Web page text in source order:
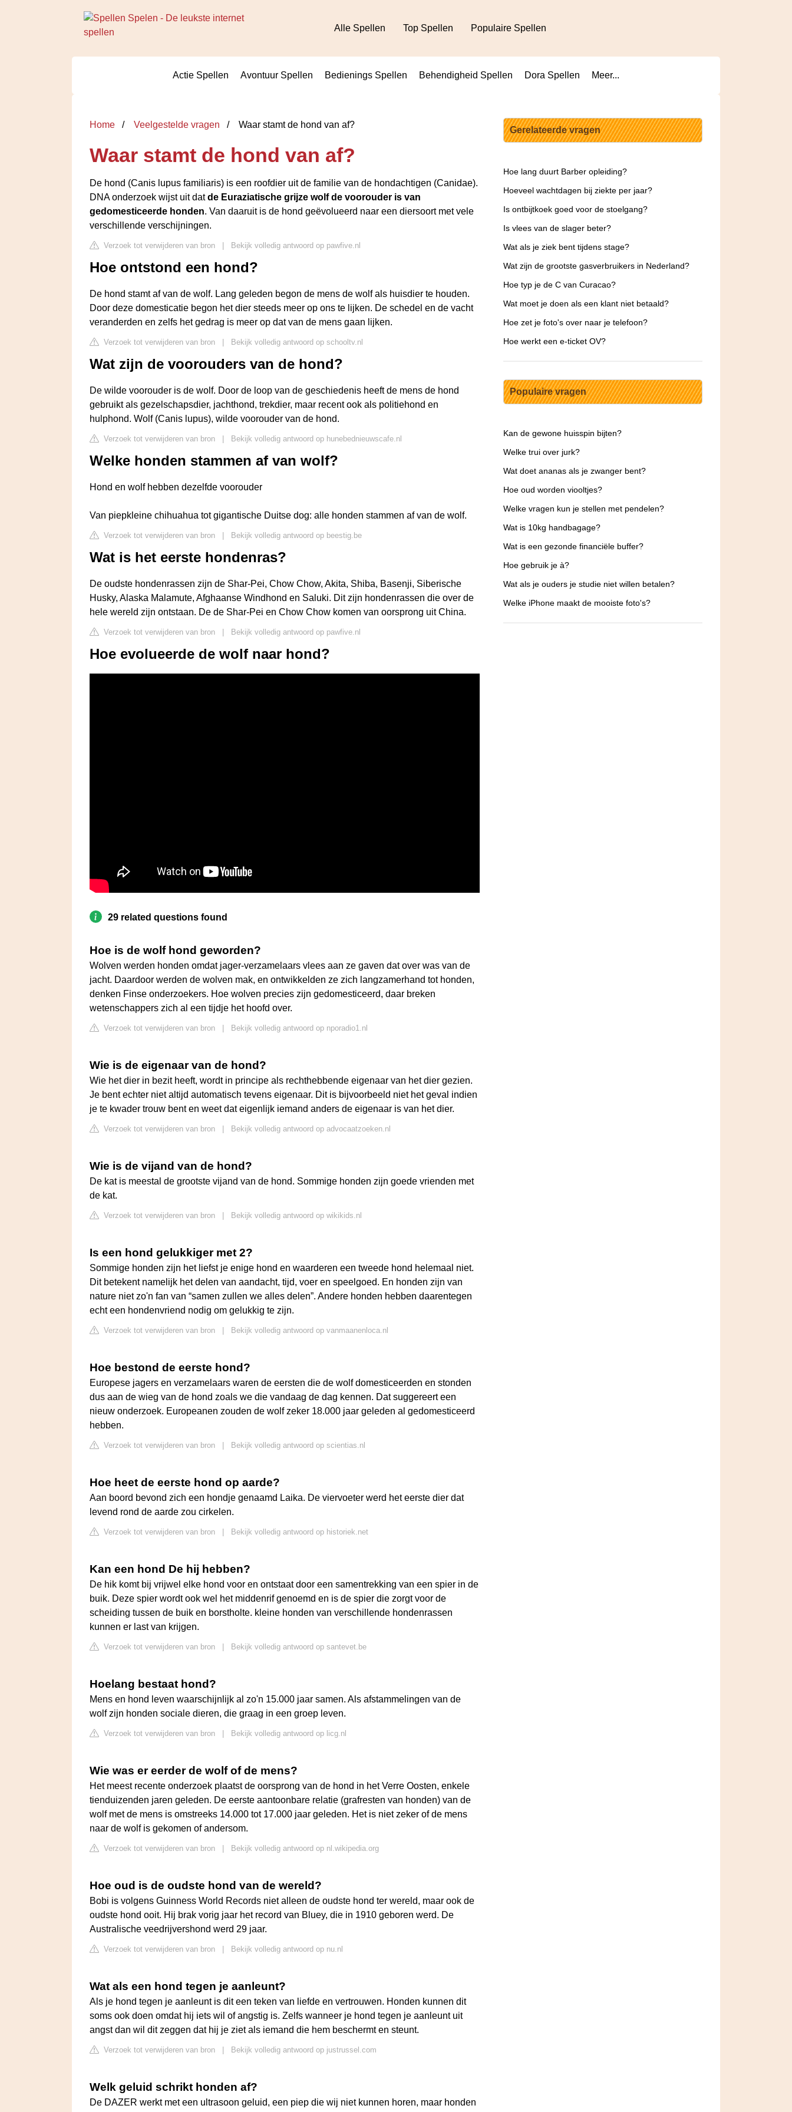
Alle Spellen Top Spellen Populaire Spellen
Actie Spellen Avontuur Spellen Bedienings Spellen Behendigheid Spellen Dora Spellen Meer...
Home Veelgestelde vragen Waar stamt de hond van af?
Waar stamt de hond van af?
De hond (Canis lupus familiaris) is een roofdier uit de familie van de hondachtigen (Canidae).
DNA onderzoek wijst uit datde Euraziatische grijze wolf de voorouder is van
gedomesticeerde honden. Van daaruit is de hond geëvolueerd naar een diersoort met vele
verschillende verschijningen.
Verzoek tot verwijderen van bron Bekijk volledig antwoord op pawfive.nl
Hoe ontstond een hond?
De hond stamt af van de wolf. Lang geleden begon de mens de wolf als huisdier te houden.
Door deze domesticatie begon het dier steeds meer op ons te lijken. De schedel en de vacht
veranderden en zelfs het gedrag is meer op dat van de mens gaan lijken.
Verzoek tot verwijderen van bron Bekijk volledig antwoord op schooltv.nl
Wat zijn de voorouders van de hond?
De wilde voorouder is de wolf. Door de loop van de geschiedenis heeft de mens de hond
gebruikt als gezelschapsdier, jachthond, trekdier, maar recent ook als politiehond en
hulphond. Wolf (Canis lupus), wilde voorouder van de hond.
Verzoek tot verwijderen van bron Bekijk volledig antwoord op hunebednieuwscafe.nl
Welke honden stammen af van wolf?
Hond en wolf hebben dezelfde voorouder
Van piepkleine chihuahua tot gigantische Duitse dog: alle honden stammen af van de wolf.
Verzoek tot verwijderen van bron Bekijk volledig antwoord op beestig.be
Wat is het eerste hondenras?
De oudste hondenrassen zijn de Shar-Pei, Chow Chow, Akita, Shiba, Basenji, Siberische
Husky, Alaska Malamute, Afghaanse Windhond en Saluki. Dit zijn hondenrassen die over de
hele wereld zijn ontstaan. De de Shar-Pei en Chow Chow komen van oorsprong uit China.
Verzoek tot verwijderen van bron Bekijk volledig antwoord op pawfive.nl
Hoe evolueerde de wolf naar hond?
29 related questions found
Hoe is de wolf hond geworden?
Wolven werden honden omdat jager-verzamelaars vlees aan ze gaven dat over was van de
jacht. Daardoor werden de wolven mak, en ontwikkelden ze zich langzamerhand tot honden,
denken Finse onderzoekers. Hoe wolven precies zijn gedomesticeerd, daar breken
wetenschappers zich al een tijdje het hoofd over.
Verzoek tot verwijderen van bron Bekijk volledig antwoord op nporadio1.nl
Wie is de eigenaar van de hond?
Wie het dier in bezit heeft, wordt in principe als rechthebbende eigenaar van het dier gezien.
Je bent echter niet altijd automatisch tevens eigenaar. Dit is bijvoorbeeld niet het geval indien
je te kwader trouw bent en weet dat eigenlijk iemand anders de eigenaar is van het dier.
Verzoek tot verwijderen van bron Bekijk volledig antwoord op advocaatzoeken.nl
Wie is de vijand van de hond?
De kat is meestal de grootste vijand van de hond. Sommige honden zijn goede vrienden met
de kat.
Verzoek tot verwijderen van bron Bekijk volledig antwoord op wikikids.nl
Is een hond gelukkiger met 2?
Sommige honden zijn het liefst je enige hond en waarderen een tweede hond helemaal niet.
Dit betekent namelijk het delen van aandacht, tijd, voer en speelgoed. En honden zijn van
nature niet zo'n fan van “samen zullen we alles delen”. Andere honden hebben daarentegen
echt een hondenvriend nodig om gelukkig te zijn.
Verzoek tot verwijderen van bron Bekijk volledig antwoord op vanmaanenloca.nl
Hoe bestond de eerste hond?
Europese jagers en verzamelaars waren de eersten die de wolf domesticeerden en stonden
dus aan de wieg van de hond zoals we die vandaag de dag kennen. Dat suggereert een
nieuw onderzoek. Europeanen zouden de wolf zeker 18.000 jaar geleden al gedomesticeerd
hebben.
Verzoek tot verwijderen van bron Bekijk volledig antwoord op scientias.nl
Hoe heet de eerste hond op aarde?
Aan boord bevond zich een hondje genaamd Laika. De viervoeter werd het eerste dier dat
levend rond de aarde zou cirkelen.
Verzoek tot verwijderen van bron Bekijk volledig antwoord op historiek.net
Kan een hond De hij hebben?
De hik komt bij vrijwel elke hond voor en ontstaat door een samentrekking van een spier in de
buik. Deze spier wordt ook wel het middenrif genoemd en is de spier die zorgt voor de
scheiding tussen de buik en borstholte. kleine honden van verschillende hondenrassen
kunnen er last van krijgen.
Verzoek tot verwijderen van bron Bekijk volledig antwoord op santevet.be
Hoelang bestaat hond?
Mens en hond leven waarschijnlijk al zo'n 15.000 jaar samen. Als afstammelingen van de
wolf zijn honden sociale dieren, die graag in een groep leven.
Verzoek tot verwijderen van bron Bekijk volledig antwoord op licg.nl
Wie was er eerder de wolf of de mens?
Het meest recente onderzoek plaatst de oorsprong van de hond in het Verre Oosten, enkele
tienduizenden jaren geleden. De eerste aantoonbare relatie (grafresten van honden) van de
wolf met de mens is omstreeks 14.000 tot 17.000 jaar geleden. Het is niet zeker of de mens
naar de wolf is gekomen of andersom.
Verzoek tot verwijderen van bron Bekijk volledig antwoord op nl.wikipedia.org
Hoe oud is de oudste hond van de wereld?
Bobi is volgens Guinness World Records niet alleen de oudste hond ter wereld, maar ook de
oudste hond ooit. Hij brak vorig jaar het record van Bluey, die in 1910 geboren werd. De
Australische veedrijvershond werd 29 jaar.
Verzoek tot verwijderen van bron Bekijk volledig antwoord op nu.nl
Wat als een hond tegen je aanleunt?
Als je hond tegen je aanleunt is dit een teken van liefde en vertrouwen. Honden kunnen dit
soms ook doen omdat hij iets wil of angstig is. Zelfs wanneer je hond tegen je aanleunt uit
angst dan wil dit zeggen dat hij je ziet als iemand die hem beschermt en steunt.
Verzoek tot verwijderen van bron Bekijk volledig antwoord op justrussel.com
Welk geluid schrikt honden af?
De DAZER werkt met een ultrasoon geluid, een piep die wij niet kunnen horen, maar honden
Gerelateerde vragen
Hoe lang duurt Barber opleiding?
Hoeveel wachtdagen bij ziekte per jaar?
Is ontbijtkoek goed voor de stoelgang?
Is vlees van de slager beter?
Wat als je ziek bent tijdens stage?
Wat zijn de grootste gasverbruikers in Nederland?
Hoe typ je de C van Curacao?
Wat moet je doen als een klant niet betaald?
Hoe zet je foto's over naar je telefoon?
Hoe werkt een e-ticket OV?
Populaire vragen
Kan de gewone huisspin bijten?
Welke trui over jurk?
Wat doet ananas als je zwanger bent?
Hoe oud worden viooltjes?
Welke vragen kun je stellen met pendelen?
Wat is 10kg handbagage?
Wat is een gezonde financiële buffer?
Hoe gebruik je à?
Wat als je ouders je studie niet willen betalen?
Welke iPhone maakt de mooiste foto's?